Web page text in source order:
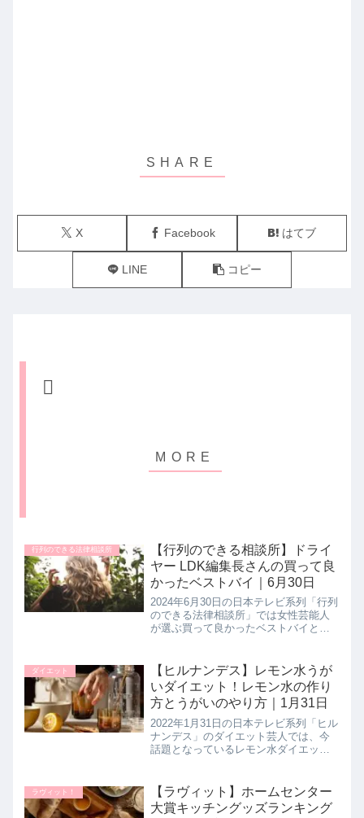
X Facebook はてブ
LINE コピー
行列のできる法律相談所
【行列のできる相談所】ドライ
ヤー LDK編集長さんの買って良
かったベストバイ｜6月30日
2024年6月30日の日本テレビ系列「行列
のできる法律相談所」では女性芸能人
が選ぶ買って良かったベストバイとし
LDK編集長の高橋さんが買って良かっ
たというコスパ最強のドライヤ...
ダイエット
【ヒルナンデス】レモン水うが
いダイエット！レモン水の作り
方とうがいのやり方｜1月31日
2022年1月31日の日本テレビ系列「ヒル
ナンデス」のダイエット芸人では、今
話題となっているレモン水ダイエット
エットのやり方とレモン水の作り方、
さきぽんさんの５週間後の結果...
ラヴィット！
【ラヴィット】ホームセンター
大賞キッチングッズランキング